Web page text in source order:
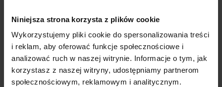
Niniejsza strona korzysta z plików cookie
Wykorzystujemy pliki cookie do spersonalizowania treści
i reklam, aby oferować funkcje społecznościowe i
analizować ruch w naszej witrynie. Informacje o tym, jak
korzystasz z naszej witryny, udostępniamy partnerom
społecznościowym, reklamowym i analitycznym.